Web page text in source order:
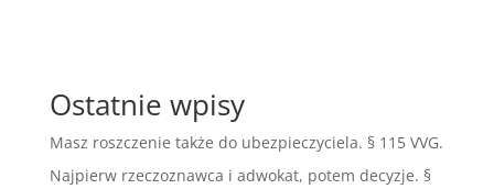
Ostatnie wpisy
Masz roszczenie także do ubezpieczyciela. § 115 VVG.
Najpierw rzeczoznawca i adwokat, potem decyzje. §